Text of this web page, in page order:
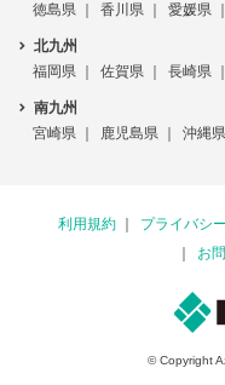
徳島県
香川県 愛媛県
北九州
福岡県
佐賀県 長崎県
南九州
宮崎県
鹿児島県 沖縄県
利用規約 プライバシ
お
© Copyright